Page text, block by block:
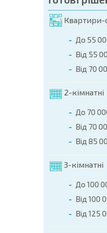
Квартири-
До 55
Від 55
Від 70
2-кімнатні
До 70
Від 70
Від 85
3-кімнатні
До 100
Від 100
Від 125